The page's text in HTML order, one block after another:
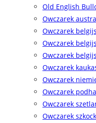
Old English
Owczarek
Owczarek
Owczarek
Owczarek
Owczarek
Owczarek
Owczarek
Owczarek
Owczarek